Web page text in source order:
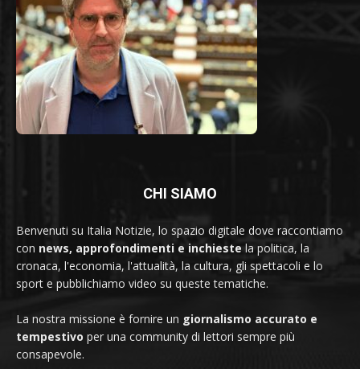
CHI SIAMO
Benvenuti su Italia Notizie, lo spazio digitale dove raccontiamo
con news, approfondimenti e inchieste la politica, la
cronaca, l'economia, l'attualità, la cultura, gli spettacoli e lo
sport e pubblichiamo video su queste tematiche.
La nostra missione è fornire un giornalismo accurato e
tempestivo per una community di lettori sempre più
consapevole.